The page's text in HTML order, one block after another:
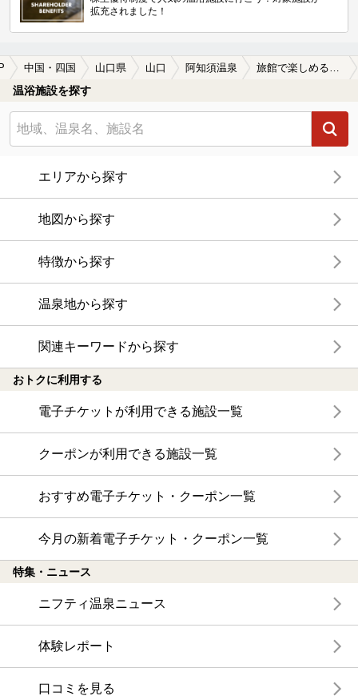
拡充されました！
中国・四国 山口県 山口 阿知須温泉 旅館で楽しめる阿知須温泉の温泉、日帰り温泉、スーパー銭湯おすすめ
温浴施設を探す
エリアから探す
地図から探す
特徴から探す
温泉地から探す
関連キーワードから探す
おトクに利用する
電子チケットが利用できる施設一覧
クーポンが利用できる施設一覧
おすすめ電子チケット・クーポン一覧
今月の新着電子チケット・クーポン一覧
特集・ニュース
ニフティ温泉ニュース
体験レポート
口コミを見る